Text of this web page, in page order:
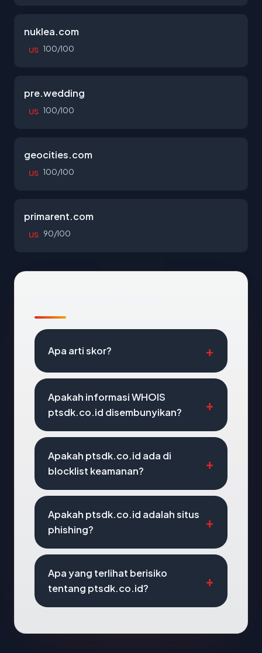
nuklea.com
US 100/100
pre.wedding
US 100/100
geocities.com
US 100/100
primarent.com
US 90/100
Apa arti skor?
Apakah informasi WHOIS
ptsdk.co.id disembunyikan?
Apakah ptsdk.co.id ada di
blocklist keamanan?
Apakah ptsdk.co.id adalah situs
phishing?
Apa yang terlihat berisiko
tentang ptsdk.co.id?